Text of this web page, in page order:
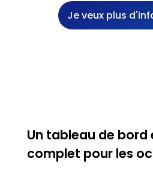
Je veux plus
Un tableau de
complet pour les